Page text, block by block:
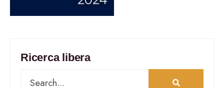
Ricerca libera